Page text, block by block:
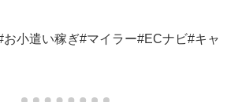
小遣い稼ぎ #マイラー #ECナビ#キャ